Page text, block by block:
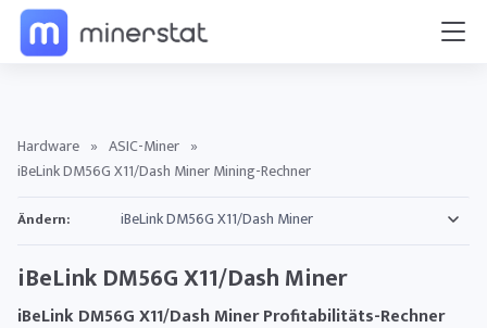
Hardware » ASIC-Miner »
iBeLink DM56G X11/Dash Miner Mining-Rechner
Ändern:
iBeLink DM56G X11/Dash Miner
iBeLink DM56G X11/Dash Miner Profitabilitäts-Rechner